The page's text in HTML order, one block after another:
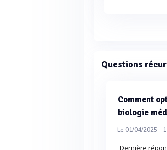
Questions
Comment
biologie
Le 01/04/2025 - 1
Dernière